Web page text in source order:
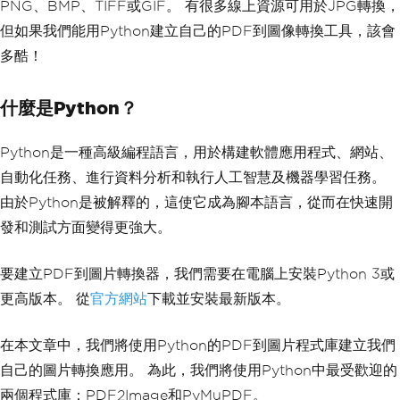
PNG、BMP、TIFF或GIF。 有很多線上資源可用於JPG轉換，
但如果我們能用Python建立自己的PDF到圖像轉換工具，該會
多酷！
什麼是Python？
Python是一種高級編程語言，用於構建軟體應用程式、網站、
自動化任務、進行資料分析和執行人工智慧及機器學習任務。
由於Python是被解釋的，這使它成為腳本語言，從而在快速開
發和測試方面變得更強大。
要建立PDF到圖片轉換器，我們需要在電腦上安裝Python 3或
更高版本。 從官方網站下載並安裝最新版本。
在本文章中，我們將使用Python的PDF到圖片程式庫建立我們
自己的圖片轉換應用。 為此，我們將使用Python中最受歡迎的
兩個程式庫：PDF2Image和PyMuPDF。